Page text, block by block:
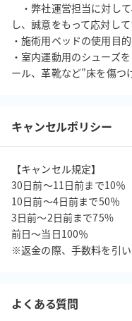
・弊社運営担当に対し
し、誠意をもって応対し
・施術用ベッドの使用目
・室内運動用のシューズ
ール、革靴など”床を傷つ
キャンセルポリシー
【キャンセル規定】
30日前〜11日前まで10％
10日前〜4日前まで50％
3日前〜2日前まで75%
前日〜当日100％
※返金の際、手数料を引い
よくある質問